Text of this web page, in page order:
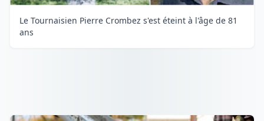
Le Tournaisien Pierre Crombez s'est éteint à l'âge de 81
ans